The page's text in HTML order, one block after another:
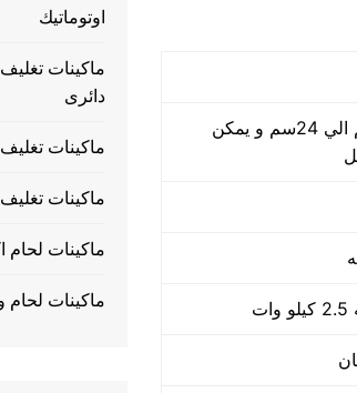
طول الكيس من 10 سم الي 32 سم وعرض من 10 سم الي 24سم و يمكن
اوتوماتيك
ماكينات
دائرى
ماكينات
ماكينات تغليف
ماكينات لحام
ماكينات لحام